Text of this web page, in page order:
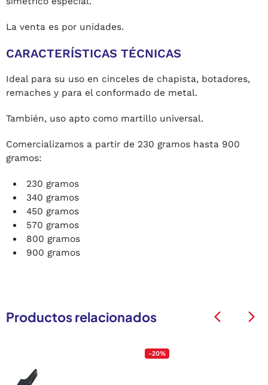
La venta es por unidades.
CARACTERÍSTICAS TÉCNICAS
Ideal para su uso en cinceles de chapista, botadores,
remaches y para el conformado de metal.
También, uso apto como martillo universal.
Comercializamos a partir de 230 gramos hasta 900
gramos:
230 gramos
340 gramos
450 gramos
570 gramos
800 gramos
900 gramos
Productos relacionados
-20%
arrow_back_ios arrow_back_ios